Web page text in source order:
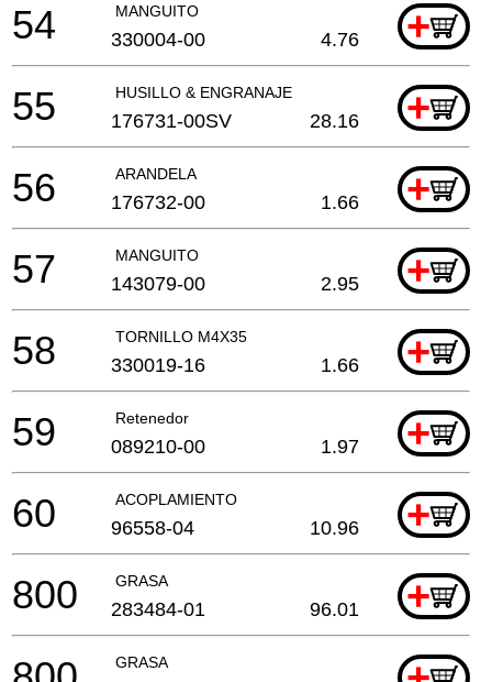
MANGUITO +
54 330004-00 4.76
HUSILLO & ENGRANAJE +
55 176731-00SV 28.16
ARANDELA +
56 176732-00 1.66
MANGUITO +
57 143079-00 2.95
TORNILLO M4X35 +
58 330019-16 1.66
Retenedor +
59 089210-00 1.97
ACOPLAMIENTO +
60 96558-04 10.96
GRASA +
800 283484-01 96.01
GRASA